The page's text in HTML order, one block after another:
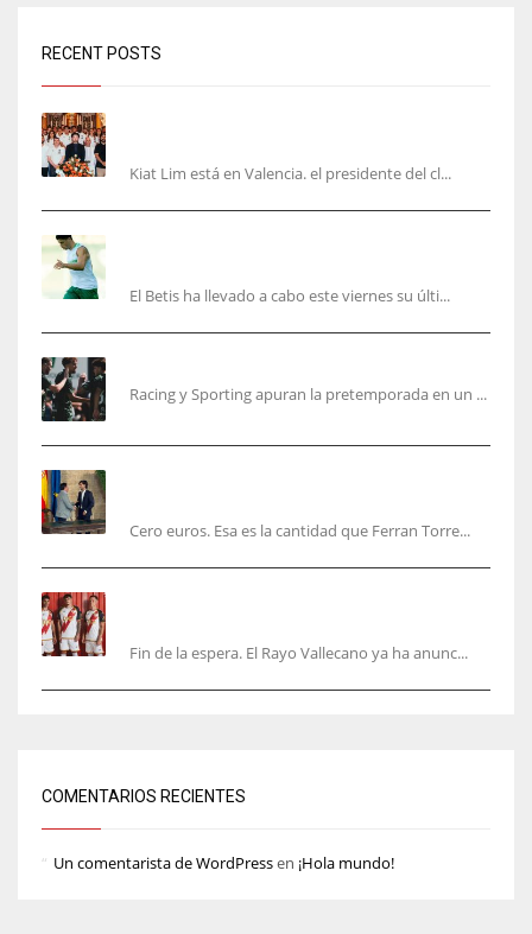
RECENT POSTS
Kiat Lim está en Valencia. el presidente del cl...
El Betis ha llevado a cabo este viernes su últi...
Racing y Sporting apuran la pretemporada en un ...
Cero euros. Esa es la cantidad que Ferran Torre...
Fin de la espera. El Rayo Vallecano ya ha anunc...
COMENTARIOS RECIENTES
Un comentarista de WordPressen ¡Hola mundo!